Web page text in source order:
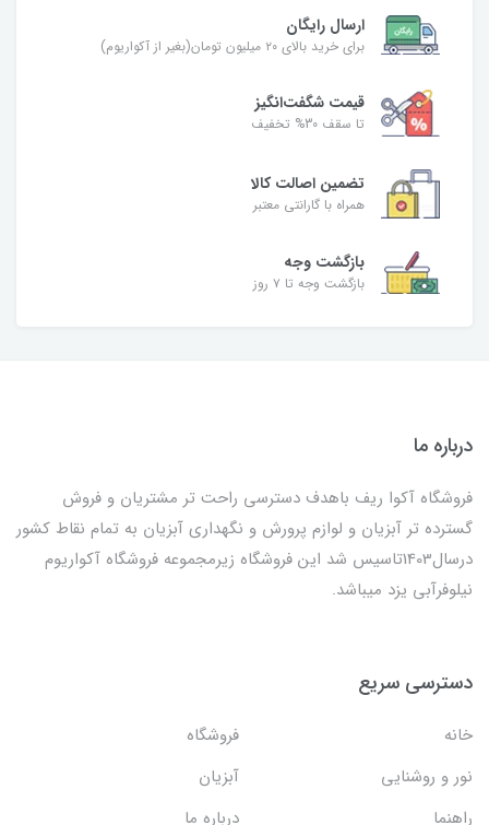
ارسال رایگان
برای خرید بالای ۲۰ میلیون تومان(بغیر از آکواریوم)
قیمت شگفت‌انگیز
تا سقف 30% تخفیف
تضمین اصالت کالا
همراه با گارانتی معتبر
بازگشت وجه
بازگشت وجه تا ۷ روز
درباره ما
فروشگاه آکوا ریف باهدف دسترسی راحت تر مشتریان و فروش
گسترده تر آبزیان و لوازم پرورش و نگهداری آبزیان به تمام نقاط کشور
درسال1403تاسیس شد این فروشگاه زیرمجموعه فروشگاه آکواریوم
نیلوفرآبی یزد میباشد.
دسترسی سریع
خانه
فروشگاه
نور و روشنایی
آبزیان
راهنما
درباره ما